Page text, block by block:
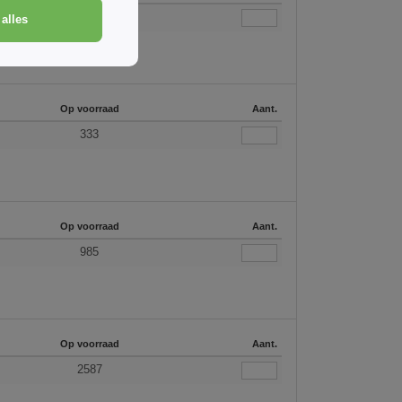
Op voorraad Aant.
333
Op voorraad Aant.
985
Op voorraad Aant.
2587
alles